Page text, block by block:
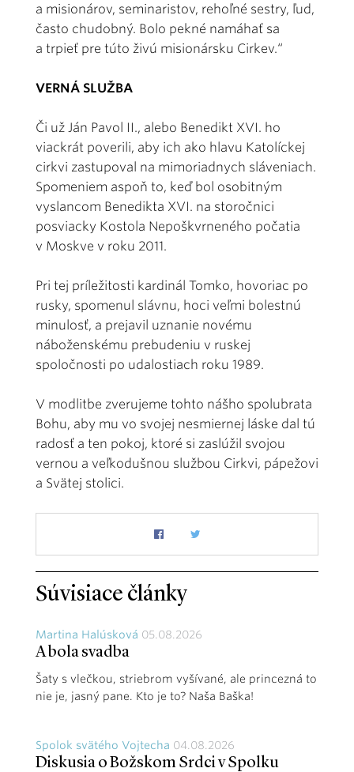
a misionárov, seminaristov, rehoľné sestry, ľud,
často chudobný. Bolo pekné namáhať sa
a trpieť pre túto živú misionársku Cirkev.“
VERNÁ SLUŽBA
Či už Ján Pavol II., alebo Benedikt XVI. ho
viackrát poverili, aby ich ako hlavu Katolíckej
cirkvi zastupoval na mimoriadnych sláveniach.
Spomeniem aspoň to, keď bol osobitným
vyslancom Benedikta XVI. na storočnici
posviacky Kostola Nepoškvrneného počatia
v Moskve v roku 2011.
Pri tej príležitosti kardinál Tomko, hovoriac po
rusky, spomenul slávnu, hoci veľmi bolestnú
minulosť, a prejavil uznanie novému
náboženskému prebudeniu v ruskej
spoločnosti po udalostiach roku 1989.
V modlitbe zverujeme tohto nášho spolubrata
Bohu, aby mu vo svojej nesmiernej láske dal tú
radosť a ten pokoj, ktoré si zaslúžil svojou
vernou a veľkodušnou službou Cirkvi, pápežovi
a Svätej stolici.
Súvisiace články
Martina Halúsková 05.08.2026
A bola svadba
Šaty s vlečkou, striebrom vyšívané, ale princezná to
nie je, jasný pane. Kto je to? Naša Baška!
Spolok svätého Vojtecha 04.08.2026
Diskusia o Božskom Srdci v Spolku